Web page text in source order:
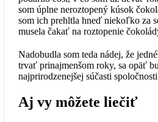
som úplne neroztopený kúsok
som ich prehltla hneď niekoľko za
musela čakať na roztopenie
Nadobudla som teda nádej, že
trvať prinajmenšom roky, sa opäť
najprirodzenejšej súčasti
Aj vy môžete liečiť